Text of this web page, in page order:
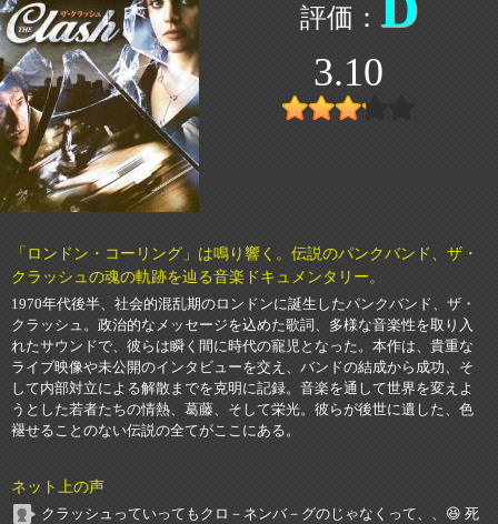
3.10
「ロンドン・コーリング」は鳴り響く。伝説のパンクバンド、ザ・
クラッシュの魂の軌跡を辿る音楽ドキュメンタリー。
1970年代後半、社会的混乱期のロンドンに誕生したパンクバンド、ザ・
クラッシュ。政治的なメッセージを込めた歌詞、多様な音楽性を取り入
れたサウンドで、彼らは瞬く間に時代の寵児となった。本作は、貴重な
ライブ映像や未公開のインタビューを交え、バンドの結成から成功、そ
して内部対立による解散までを克明に記録。音楽を通して世界を変えよ
うとした若者たちの情熱、葛藤、そして栄光。彼らが後世に遺した、色
褪せることのない伝説の全てがここにある。
ネット上の声
クラッシュっていってもクロ－ネンバ－グのじゃなくって、、😆 死